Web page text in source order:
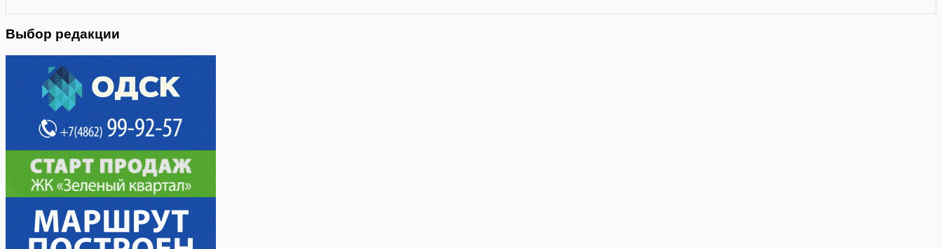
Выбор редакции